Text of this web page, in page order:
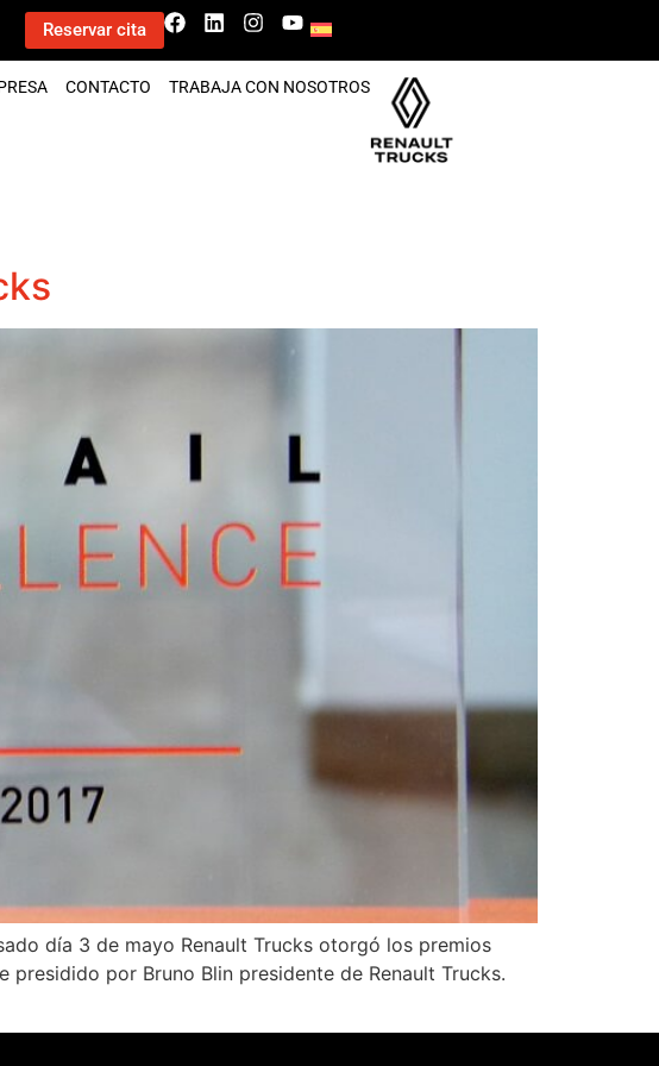
Reservar cita
CONTACTO TRABAJA CON NOSOTROS
día 3 de mayo Renault Trucks otorgó los premios
por Bruno Blin presidente de Renault Trucks.